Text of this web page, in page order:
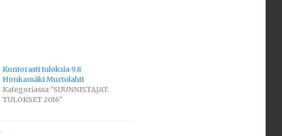
Kuntorasti tuloksia 9.8
Honkamäki Murtolahti
Kategoriassa "SUUNNISTAJAT.
TULOKSET 2016"